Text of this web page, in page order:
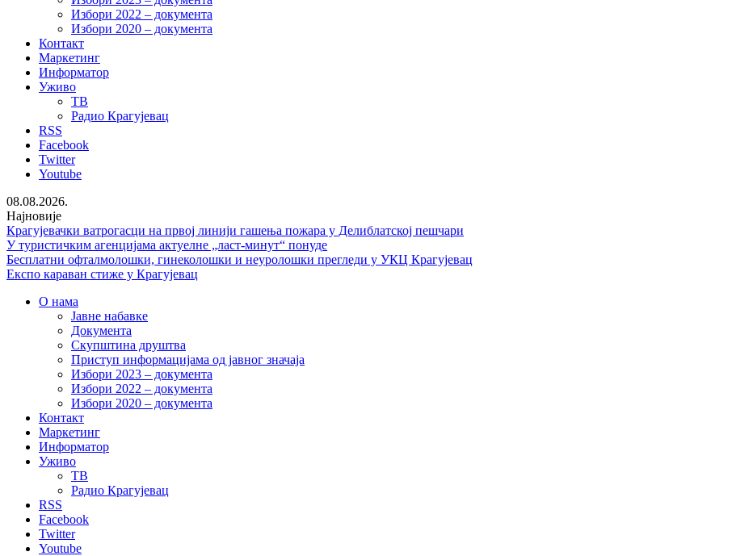
Избори 2022 – документа
Избори 2020 – документа
Контакт
Маркетинг
Информатор
Уживо
ТВ
Радио Крагујевац
RSS
Facebook
Twitter
Youtube
08.08.2026.
Најновије
Крагујевачки ватрогасци на првој линији гашења пожара у Делиблатској пешчари
У туристичким агенцијама актуелне „ласт-минут“ понуде
Бесплатни офталмолошки, гинеколошки и неуролошки прегледи у УКЦ Крагујевац
Експо караван стиже у Крагујевац
О нама
Јавне набавке
Документа
Скупштина друштва
Приступ информацијама од јавног значаја
Избори 2023 – документа
Избори 2022 – документа
Избори 2020 – документа
Контакт
Маркетинг
Информатор
Уживо
ТВ
Радио Крагујевац
RSS
Facebook
Twitter
Youtube